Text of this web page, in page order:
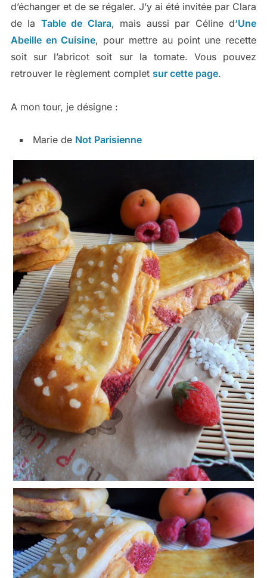
d’échanger et de se régaler. J’y ai été invitée par Clara
de la Table de Clara, mais aussi par Céline d‘Une
Abeille en Cuisine, pour mettre au point une recette
soit sur l’abricot soit sur la tomate. Vous pouvez
retrouver le règlement complet sur cette page.
A mon tour, je désigne :
Marie de Not Parisienne